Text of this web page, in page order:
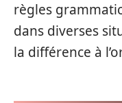
règles
dans diverses
la différence à